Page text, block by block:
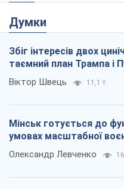
Думки
Збіг інтересів двох
таємний план Трампа і
Віктор Швець 11,1 т.
Мінськ готується до
умовах масштабної
Олександр Левченко